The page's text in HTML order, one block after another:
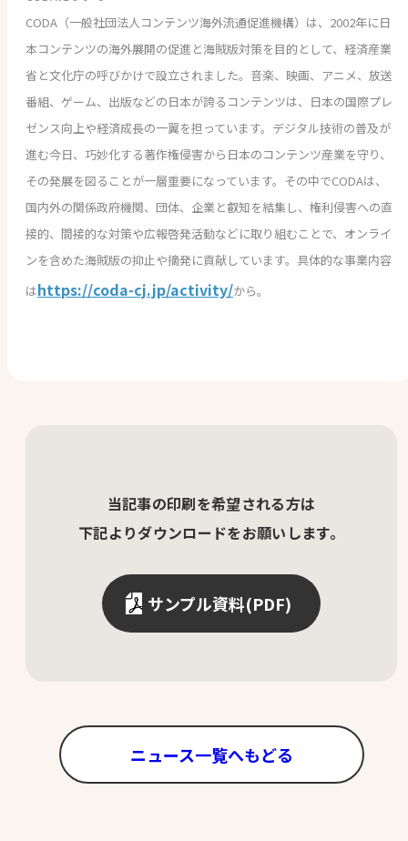
CODA（一般社団法人コンテンツ海外流通促進機構）は、2002年に日
本コンテンツの海外展開の促進と海賊版対策を目的として、経済産業
省と文化庁の呼びかけで設立されました。音楽、映画、アニメ、放送
番組、ゲーム、出版などの日本が誇るコンテンツは、日本の国際プレ
ゼンス向上や経済成長の一翼を担っています。デジタル技術の普及が
進む今日、巧妙化する著作権侵害から日本のコンテンツ産業を守り、
その発展を図ることが一層重要になっています。その中でCODAは、
国内外の関係政府機関、団体、企業と叡知を結集し、権利侵害への直
接的、間接的な対策や広報啓発活動などに取り組むことで、オンライ
ンを含めた海賊版の抑止や摘発に貢献しています。具体的な事業内容
はhttps://coda-cj.jp/activity/から。
当記事の印刷を希望される方は
下記よりダウンロードをお願いします。
サンプル資料(PDF)
ニュース一覧へもどる